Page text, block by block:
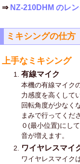
⇒ NZ-210DHM のレ
ミキシングの仕方
上手なミキシング
有線マイク
本機の有線マイク
力感度を高くして
回転角度が少なく
まみで行ってくだ
０(最小位置)にし
音が増えます。
ワイヤレスマイ
ワイヤレスマイク